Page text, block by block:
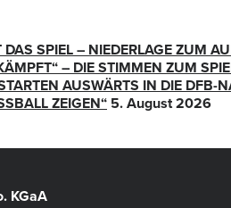
SPIEL – NIEDERLAGE ZUM
– DIE STIMMEN ZUM
AUSWÄRTS IN DIE DFB-
ZEIGEN“
5. August 2026
KGaA